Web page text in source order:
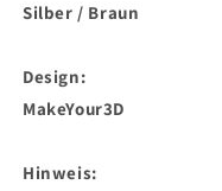
Silber / Braun
Design:
MakeYour3D
Hinweis: